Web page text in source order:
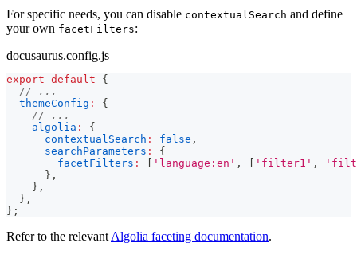
For specific needs, you can disable contextualSearch and define
your own facetFilters:
docusaurus.config.js
export default
{
// ...
themeConfig :
{
// ...
algolia :
{
contextualSearch : false ,
searchParameters :
{
facetFilters : [ 'language:en' , [ 'filter1' ,
} ,
} ,
} ,
} ;
Refer to the relevant Algolia faceting documentation.